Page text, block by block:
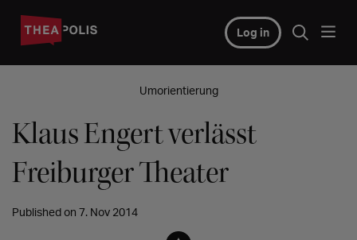
Log in
Umorientierung
Klaus Engert verlässt
Freiburger Theater
Published on 7. Nov 2014